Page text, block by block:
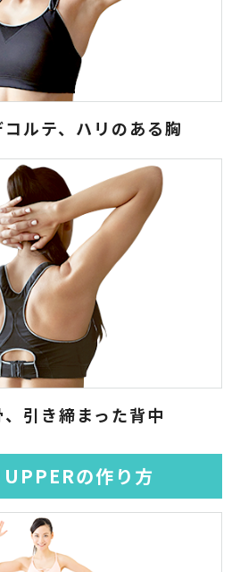
ルテ、ハリのある胸
引き締まった背中
の作り方